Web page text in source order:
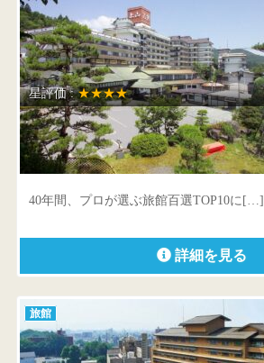
星評価 :★★★★
日本の宿 古窯
山形県 上山市葉山5-20
40年間、プロが選ぶ旅館百選TOP10に[…]
詳細を見る
旅館